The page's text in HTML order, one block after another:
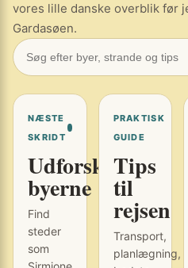
vores lille danske overblik før
Gardasøen.
NÆSTE
SKRIDT
Udforsk
byerne
Find
steder
som
PRAKTISK
GUIDE
Tips
til
rejsen
Transport,
planlægning,